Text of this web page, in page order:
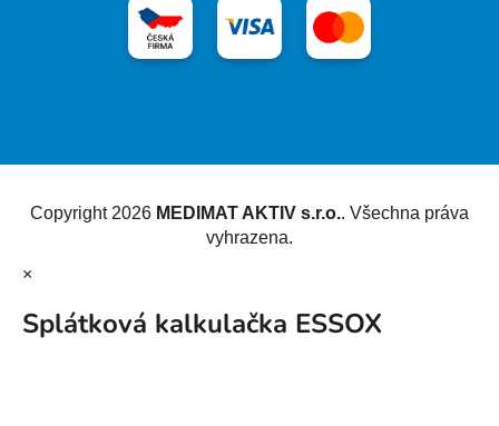
Copyright 2026 MEDIMAT AKTIV s.r.o.. Všechna práva
vyhrazena.
×
Splátková kalkulačka ESSOX